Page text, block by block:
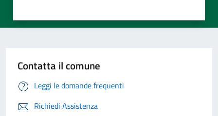
Contatta il comune
Leggi le domande frequenti
Richiedi Assistenza